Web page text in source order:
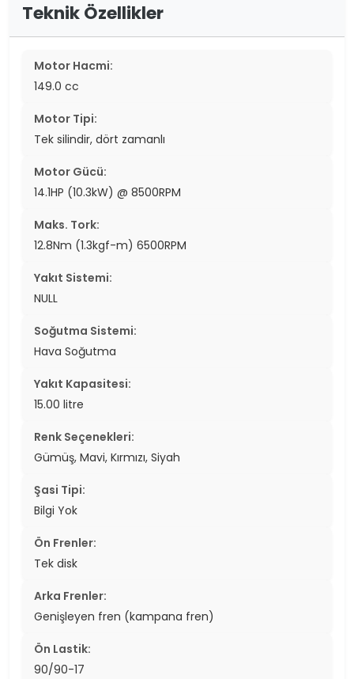
Teknik Özellikler
Motor Hacmi:
149.0 cc
Motor Tipi:
Tek silindir, dört zamanlı
Motor Gücü:
14.1HP (10.3kW) @ 8500RPM
Maks. Tork:
12.8Nm (1.3kgf-m) 6500RPM
Yakıt Sistemi:
NULL
Soğutma Sistemi:
Hava Soğutma
Yakıt Kapasitesi:
15.00 litre
Renk Seçenekleri:
Gümüş, Mavi, Kırmızı, Siyah
Şasi Tipi:
Bilgi Yok
Ön Frenler:
Tek disk
Arka Frenler:
Genişleyen fren (kampana fren)
Ön Lastik:
90/90-17